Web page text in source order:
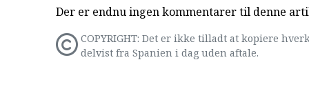
Der er endnu ingen kommentarer til denne
COPYRIGHT: Det er ikke tilladt at kopiere
delvist fra Spanien i dag uden aftale.